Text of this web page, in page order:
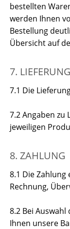
bestellten
werden Ihnen
Bestellung
Übersicht auf
7. LIEFERUNG
7.1 Die
7.2 Angaben zu
jeweiligen
8. ZAHLUNG
8.1 Die
Rechnung,
8.2 Bei
Ihnen unsere